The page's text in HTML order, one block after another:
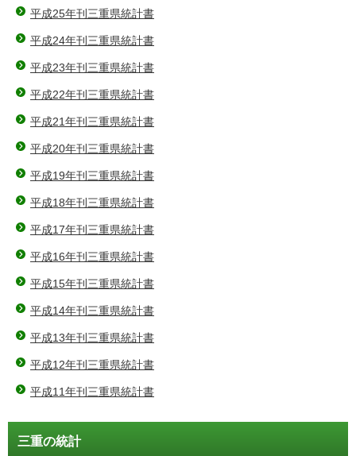
平成25年刊三重県統計書
平成24年刊三重県統計書
平成23年刊三重県統計書
平成22年刊三重県統計書
平成21年刊三重県統計書
平成20年刊三重県統計書
平成19年刊三重県統計書
平成18年刊三重県統計書
平成17年刊三重県統計書
平成16年刊三重県統計書
平成15年刊三重県統計書
平成14年刊三重県統計書
平成13年刊三重県統計書
平成12年刊三重県統計書
平成11年刊三重県統計書
三重の統計